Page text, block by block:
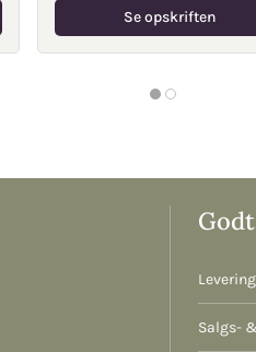
Se opskriften
Salgs-